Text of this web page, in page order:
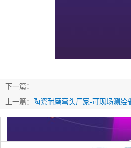
下一篇：
上一篇：
陶瓷耐磨弯头厂家-可现场测绘